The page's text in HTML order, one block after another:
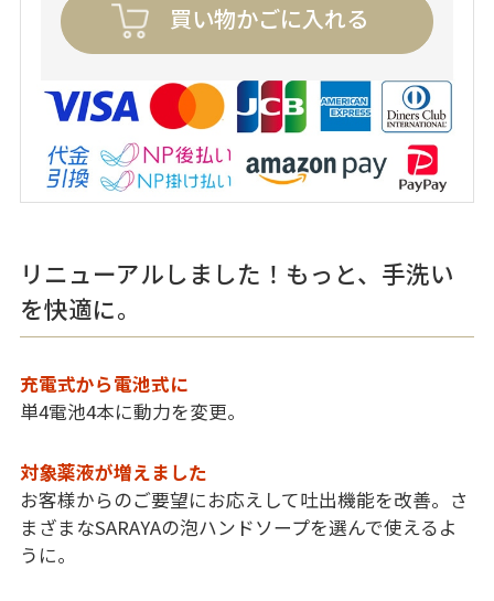
買い物かごに入れる
リニューアルしました！もっと、手洗い
を快適に。
充電式から電池式に
単4電池4本に動力を変更。
対象薬液が増えました
お客様からのご要望にお応えして吐出機能を改善。さ
まざまなSARAYAの泡ハンドソープを選んで使えるよ
うに。